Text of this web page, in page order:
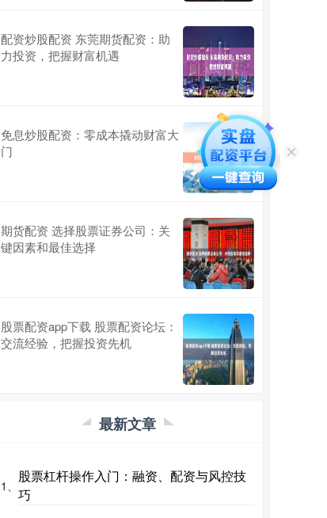
配资炒股配资 东莞期货配资：助
力投资，把握财富机遇
免息炒股配资：零成本撬动财富大
门
期货配资 选择股票证券公司：关
键因素和最佳选择
股票配资app下载 股票配资论坛：
交流经验，把握投资先机
最新文章
1、
股票杠杆操作入门：融资、配资与风控技
巧